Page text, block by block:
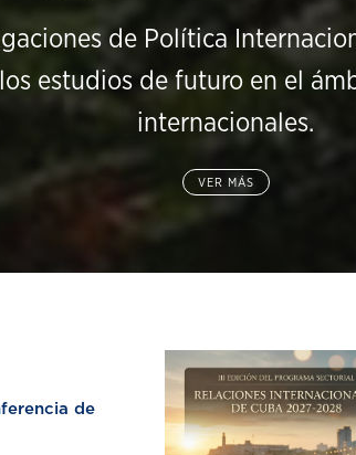
de Política
estudios de futuro en el
internacionales.
VER MÁS
de